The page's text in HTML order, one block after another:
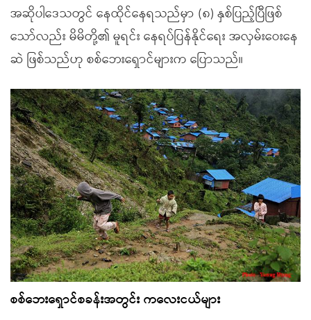
အဆိုပါဒေသတွင် နေထိုင်နေရသည်မှာ (၈) နှစ်ပြည့်ပြီဖြစ်
သော်လည်း မိမိတို့၏ မူရင်း နေရပ်ပြန်နိုင်ရေး အလှမ်းဝေးနေ
ဆဲ ဖြစ်သည်ဟု စစ်ဘေးရှောင်များက ပြောသည်။
စစ်ဘေးရှောင်စခန်းအတွင်း ကလေးငယ်များ